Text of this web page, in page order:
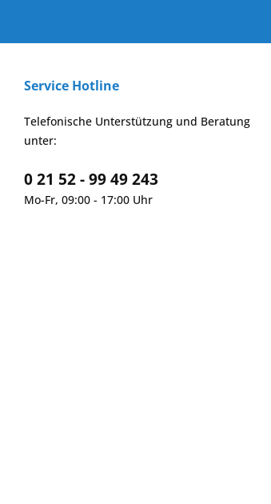
Service Hotline
Telefonische Unterstützung und Beratung
unter:
0 21 52 - 99 49 243
Mo-Fr, 09:00 - 17:00 Uhr